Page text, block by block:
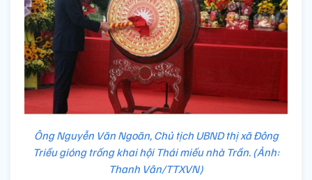
Ông Nguyễn Văn Ngoãn, Chủ tịch UBND thị xã Đông
Triều gióng trống khai hội Thái miếu nhà Trần. (Ảnh:
Thanh Vân/TTXVN)